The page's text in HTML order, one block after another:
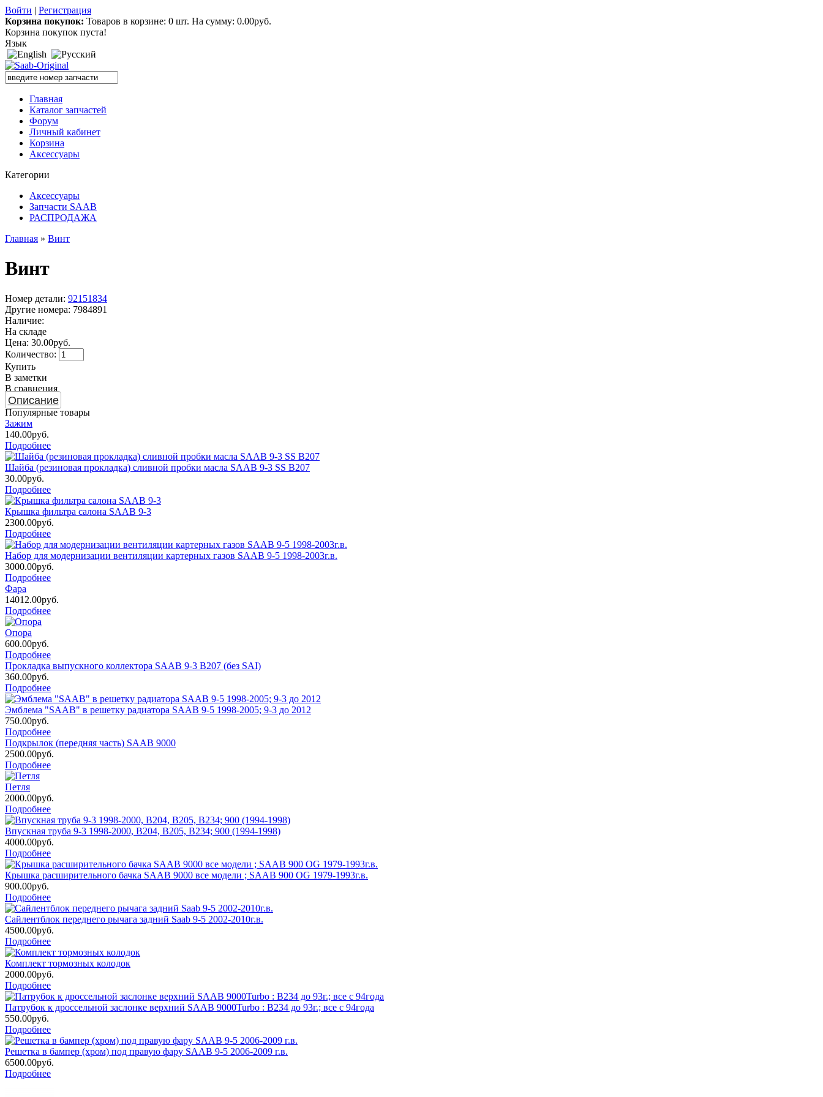
Войти | Регистрация
Корзина покупок: Товаров в корзине: 0 шт. На сумму: 0.00руб.
Корзина покупок пуста!
Язык
Главная
Каталог запчастей
Форум
Личный кабинет
Корзина
Аксессуары
Категории
Аксессуары
Запчасти SAAB
РАСПРОДАЖА
Главная » Винт
Винт
Номер детали: 92151834
Другие номера: 7984891
Наличие:
На складе
Цена: 30.00руб.
Количество:
Купить
В заметки
В сравнения
Описание
Популярные товары
Зажим
140.00руб.
Подробнее
Шайба (резиновая прокладка) сливной пробки масла SAAB 9-3 SS B207
30.00руб.
Подробнее
Крышка фильтра салона SAAB 9-3
2300.00руб.
Подробнее
Набор для модернизации вентиляции картерных газов SAAB 9-5 1998-2003г.в.
3000.00руб.
Подробнее
Фара
14012.00руб.
Подробнее
Опора
600.00руб.
Подробнее
Прокладка выпускного коллектора SAAB 9-3 B207 (без SAI)
360.00руб.
Подробнее
Эмблема "SAAB" в решетку радиатора SAAB 9-5 1998-2005; 9-3 до 2012
750.00руб.
Подробнее
Подкрылок (передняя часть) SAAB 9000
2500.00руб.
Подробнее
Петля
2000.00руб.
Подробнее
Впускная труба 9-3 1998-2000, B204, B205, B234; 900 (1994-1998)
4000.00руб.
Подробнее
Крышка расширительного бачка SAAB 9000 все модели ; SAAB 900 OG 1979-1993г.в.
900.00руб.
Подробнее
Сайлентблок переднего рычага задний Saab 9-5 2002-2010г.в.
4500.00руб.
Подробнее
Комплект тормозных колодок
2000.00руб.
Подробнее
Патрубок к дроссельной заслонке верхний SAAB 9000Turbo : B234 до 93г.; все с 94года
550.00руб.
Подробнее
Решетка в бампер (хром) под правую фару SAAB 9-5 2006-2009 г.в.
6500.00руб.
Подробнее